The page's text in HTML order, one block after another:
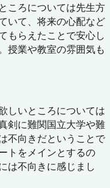
ころについては先生方
いて、将来の心配など
もらえたことで安心し
授業や教室の雰囲気も
しいところについては
剣に難関国立大学や難
不向きだということで
トをメインとするの
は不向きに感じまし